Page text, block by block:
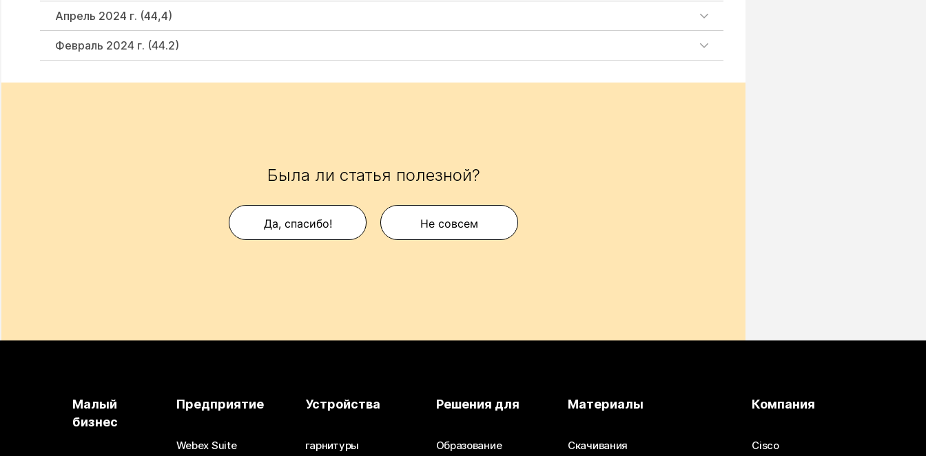
Апрель 2024 г. (44,4)
Февраль 2024 г. (44.2)
Была ли статья полезной?
Да, спасибо! Не совсем
Малый
бизнес
Предприятие
Webex Suite
Устройства
гарнитуры
Решения для
Образование
Материалы
Скачивания
Компания
Cisco